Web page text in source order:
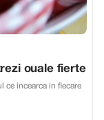
ouale fierte
ce incearca in fiecare